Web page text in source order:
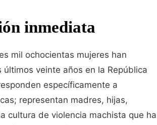
inmediata
mil ochocientas mujeres han
veinte años en la República
específicamente a
representan madres, hijas,
cultura de violencia machista que ha